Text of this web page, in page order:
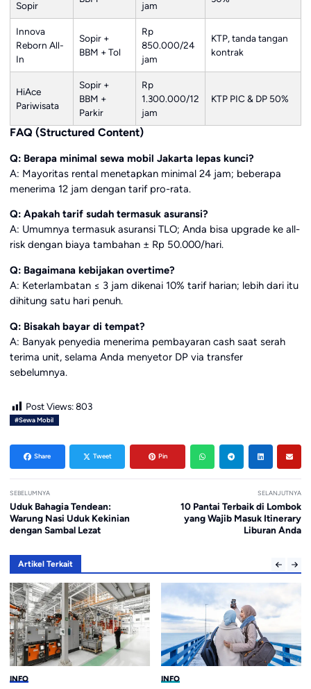
Sopir
jam
Innova
Reborn All-
In
Sopir +
BBM + Tol
Rp
850.000/24
jam
KTP, tanda tangan
kontrak
HiAce
Pariwisata
Sopir +
BBM +
Parkir
Rp
1.300.000/12
jam
KTP PIC & DP 50%
FAQ (Structured Content)
Q: Berapa minimal sewa mobil Jakarta lepas kunci?
A: Mayoritas rental menetapkan minimal 24 jam; beberapa
menerima 12 jam dengan tarif pro-rata.
Q: Apakah tarif sudah termasuk asuransi?
A: Umumnya termasuk asuransi TLO; Anda bisa upgrade ke all-
risk dengan biaya tambahan ± Rp 50.000/hari.
Q: Bagaimana kebijakan overtime?
A: Keterlambatan ≤ 3 jam dikenai 10% tarif harian; lebih dari itu
dihitung satu hari penuh.
Q: Bisakah bayar di tempat?
A: Banyak penyedia menerima pembayaran cash saat serah
terima unit, selama Anda menyetor DP via transfer
sebelumnya.
Post Views: 803
#Sewa Mobil
Share Tweet Pin
SEBELUMNYA
Uduk Bahagia Tendean:
Warung Nasi Uduk Kekinian
dengan Sambal Lezat
SELANJUTNYA
10 Pantai Terbaik di Lombok
yang Wajib Masuk Itinerary
Liburan Anda
Artikel Terkait
INFO
INFO